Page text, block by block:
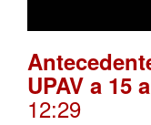
UPAV a 15
12:29